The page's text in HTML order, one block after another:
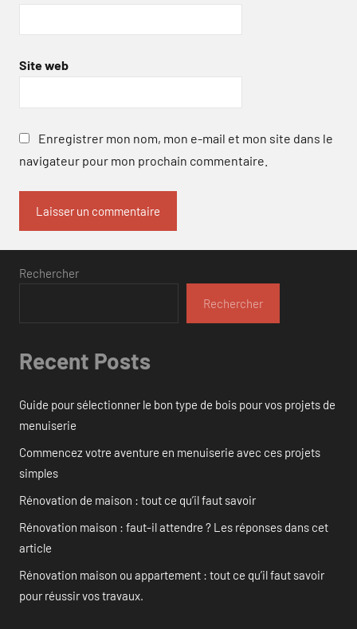
Site web
Enregistrer mon nom, mon e-mail et mon site dans le
navigateur pour mon prochain commentaire.
Rechercher
Rechercher
Recent Posts
Guide pour sélectionner le bon type de bois pour vos projets de
menuiserie
Commencez votre aventure en menuiserie avec ces projets
simples
Rénovation de maison : tout ce qu’il faut savoir
Rénovation maison : faut-il attendre ? Les réponses dans cet
article
Rénovation maison ou appartement : tout ce qu’il faut savoir
pour réussir vos travaux.